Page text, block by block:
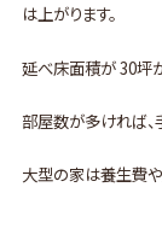
は上がります。
延べ床面積が 30坪
部屋数が多ければ、
大型の家は養生費